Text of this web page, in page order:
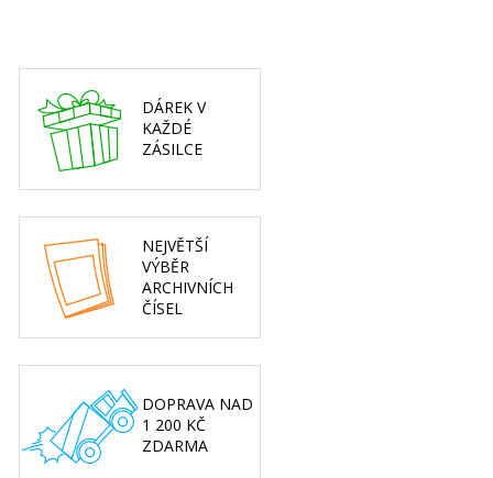
DÁREK V
KAŽDÉ
ZÁSILCE
NEJVĚTŠÍ
VÝBĚR
ARCHIVNÍCH
ČÍSEL
DOPRAVA NAD
1 200 KČ
ZDARMA